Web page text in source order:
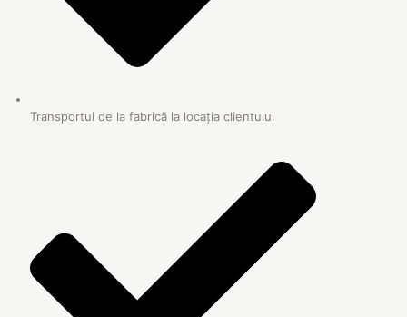
Transportul de la fabrică la locația clientului